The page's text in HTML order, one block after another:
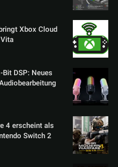
Xbox Cloud
DSP: Neues
4 erscheint als
Switch 2